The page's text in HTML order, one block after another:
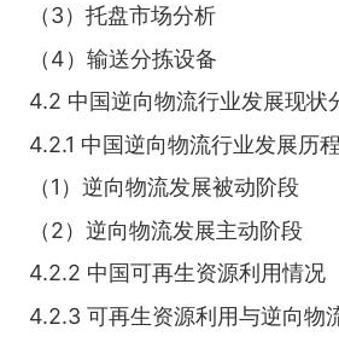
（3）托盘市场分析
（4）输送分拣设备
4.2 中国逆向物流行业发展现状
4.2.1 中国逆向物流行业发展历程
（1）逆向物流发展被动阶段
（2）逆向物流发展主动阶段
4.2.2 中国可再生资源利用情况
4.2.3 可再生资源利用与逆向物